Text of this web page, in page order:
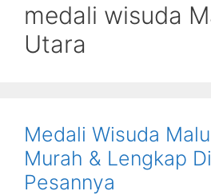
medali wisuda
Utara
Medali Wisuda
Murah & Lengkap
Pesannya